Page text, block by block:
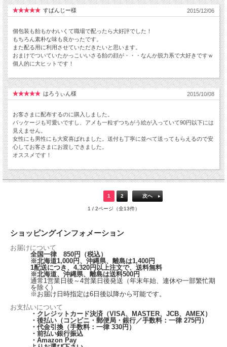
すぱんじー様 2015/12/06
個包装も飴もかわいくて職場で配ったら大好評でした！
もちろん素朴な味も良かったです。
また配る用に利用させていただきたいと思います。
おまけでついていたかっこいいさる飴の顔が・・・なんか脱力系で大好きですｗ
個人的に大ヒットです！
はろうぃん様 2015/10/08
お客さまに配布するのに購入しました。
パッケージも可愛いですし、アメも一粒ずつちがう絵が入っていて90円以下には
見えません。
女性にも男性にも大変喜ばれました。送付も丁寧に並べて送ってもらえるので安
心してお客さまにお渡しできました。
オススメです！
1 2 次へ
1 / 2ページ（全13件）
ショッピングインフォメーション
お届けについて
全国一律 850円（税込）
※北海道1,000円、沖縄県、離島は1,400円
1配送につき、4,320円以上注文で、送料無料
※北海道、沖縄県、離島は送料500円
通常1営業日後～4営業日後発送（年末年始、連休や一部繁忙期
を除く）
※お届け日時指定は6日後以降から可能です。
お支払いについて
・クレジットカード決済（VISA、MASTER、JCB、AMEX）
・後払い（コンビニ・郵便局・銀行／手数料：一律 275円）
・代金引換（手数料：一律 330円）
・前払い銀行振込
・Amazon Pay